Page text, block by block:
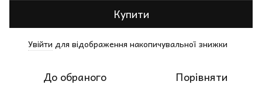
Купити
Увійти для відображення накопичувальної знижки
До обраного Порівняти